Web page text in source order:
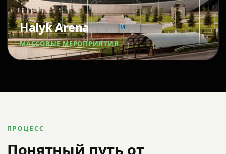
Halyk Arena
МАССОВЫЕ МЕРОПРИЯТИЯ
ПРОЦЕСС
Понятный путь от